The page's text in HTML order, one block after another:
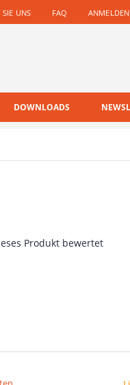
UNS FAQ ANMELDEN
DOWNLOADS
Produkt bewertet